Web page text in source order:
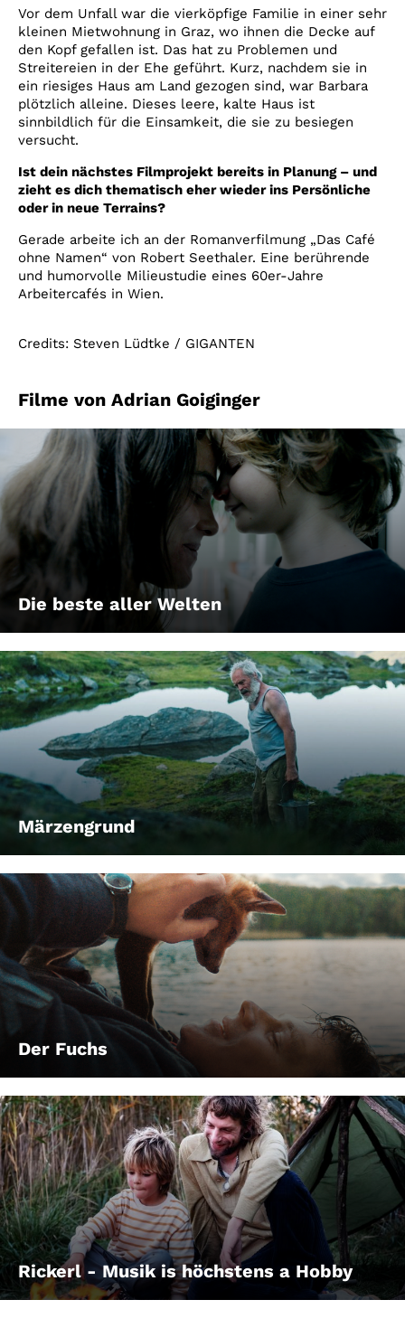
Vor dem Unfall war die vierköpfige Familie in einer sehr
kleinen Mietwohnung in Graz, wo ihnen die Decke auf
den Kopf gefallen ist. Das hat zu Problemen und
Streitereien in der Ehe geführt. Kurz, nachdem sie in
ein riesiges Haus am Land gezogen sind, war Barbara
plötzlich alleine. Dieses leere, kalte Haus ist
sinnbildlich für die Einsamkeit, die sie zu besiegen
versucht.
Ist dein nächstes Filmprojekt bereits in Planung – und
zieht es dich thematisch eher wieder ins Persönliche
oder in neue Terrains?
Gerade arbeite ich an der Romanverfilmung „Das Café
ohne Namen“ von Robert Seethaler. Eine berührende
und humorvolle Milieustudie eines 60er-Jahre
Arbeitercafés in Wien.
Credits: Steven Lüdtke / GIGANTEN
Filme von Adrian Goiginger
Die beste aller Welten
Märzengrund
Der Fuchs
Rickerl - Musik is höchstens a Hobby